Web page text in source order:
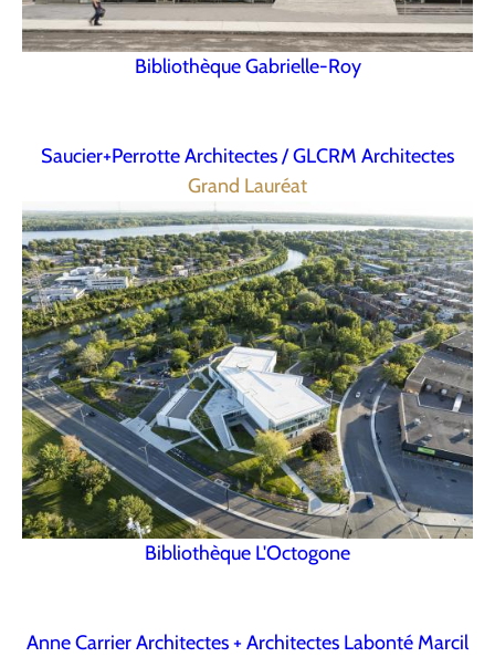
Bibliothèque Gabrielle-Roy
Saucier+Perrotte Architectes / GLCRM Architectes
Grand Lauréat
Bibliothèque L'Octogone
Anne Carrier Architectes + Architectes Labonté Marcil